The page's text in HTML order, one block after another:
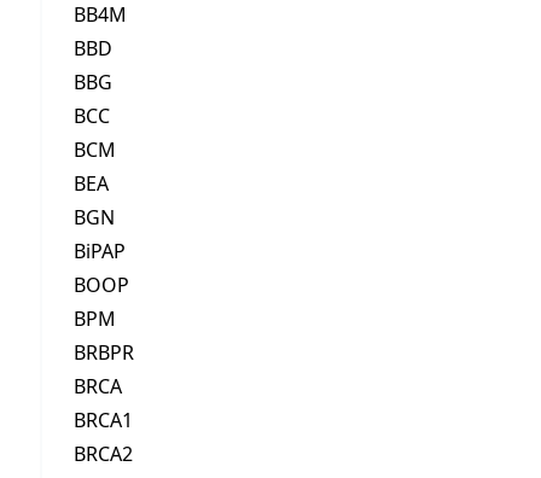
BB4M
BBD
BBG
BCC
BCM
BEA
BGN
BiPAP
BOOP
BPM
BRBPR
BRCA
BRCA1
BRCA2